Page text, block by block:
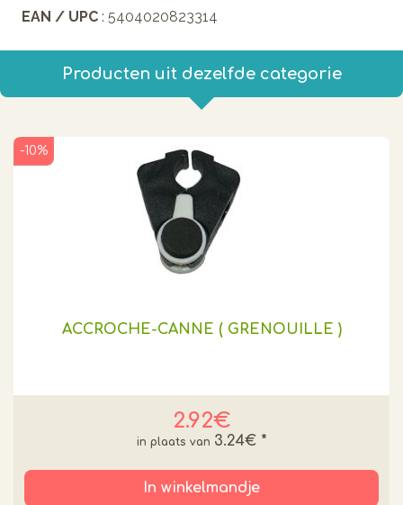
EAN / UPC : 5404020823314
Producten uit dezelfde categorie
ACCROCHE-CANNE ( GRENOUILLE )
2.92€
-10%
3.24€ *
In winkelmandje